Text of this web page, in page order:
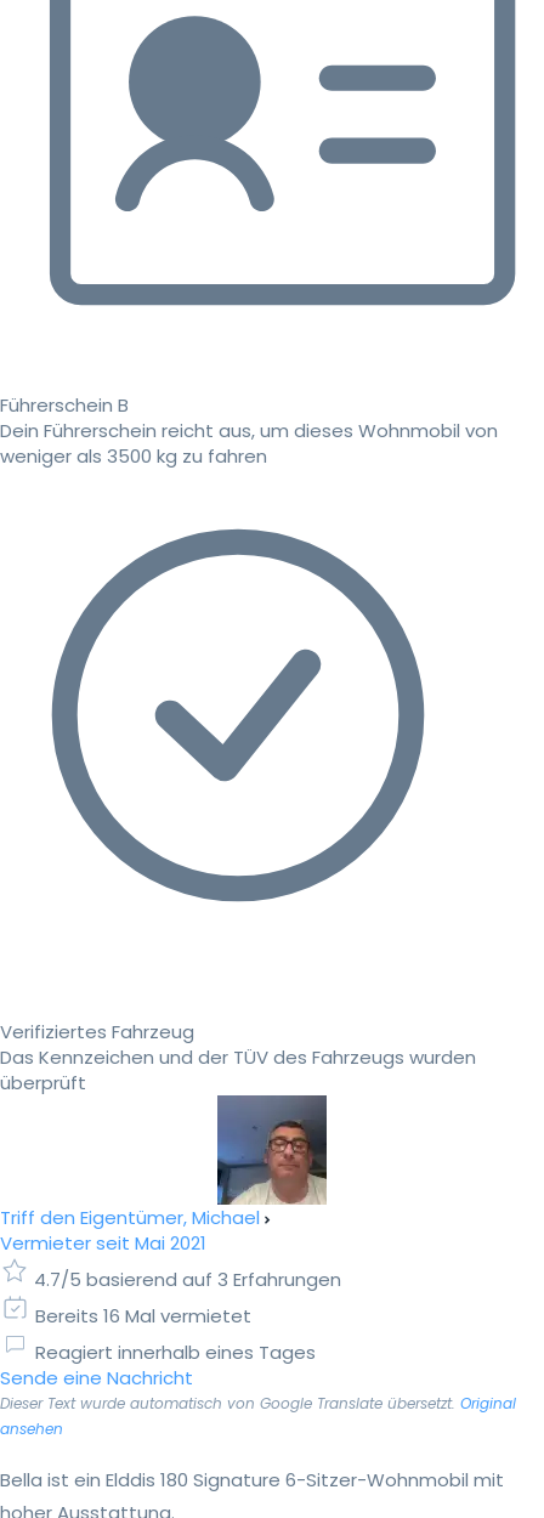
Führerschein B
Dein Führerschein reicht aus, um dieses Wohnmobil von
weniger als 3500 kg zu fahren
Verifiziertes Fahrzeug
Das Kennzeichen und der TÜV des Fahrzeugs wurden
überprüft
Triff den Eigentümer, Michael
Vermieter seit Mai 2021
4.7/5 basierend auf 3 Erfahrungen
Bereits 16 Mal vermietet
Reagiert innerhalb eines Tages
Sende eine Nachricht
Dieser Text wurde automatisch von Google Translate übersetzt. Original
ansehen
Bella ist ein Elddis 180 Signature 6-Sitzer-Wohnmobil mit
hoher Ausstattung.